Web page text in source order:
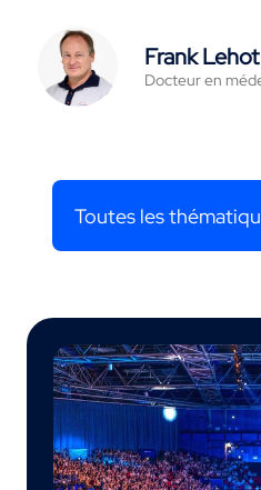
Frank Lehot
Docteur en
Toutes les